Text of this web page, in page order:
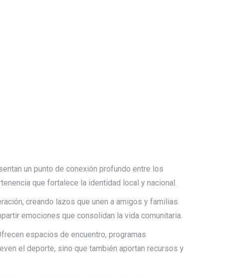
un punto de conexión profundo entre los
que fortalece la identidad local y nacional.
creando lazos que unen a amigos y familias.
emociones que consolidan la vida comunitaria.
espacios de encuentro, programas
el deporte, sino que también aportan recursos y